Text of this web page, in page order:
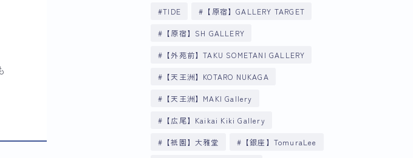
TIDE 【原宿】GALLERY TARGET
【原宿】SH GALLERY
【外苑前】TAKU SOMETANI GALLERY
【天王洲】KOTARO NUKAGA
【天王洲】MAKI Gallery
【広尾】Kaikai Kiki Gallery
【祇園】大雅堂 【銀座】TomuraLee